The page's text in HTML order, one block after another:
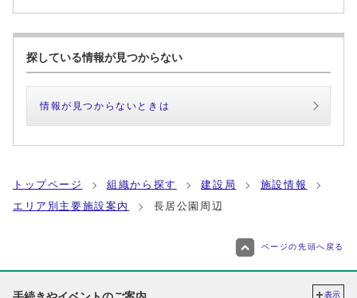
探している情報が見つからない
情報が見つからないときは
トップページ 組織から探す 建設局
施設情報
エリア別主要施設案内
長居公園周辺
ページの先頭へ戻る
表示